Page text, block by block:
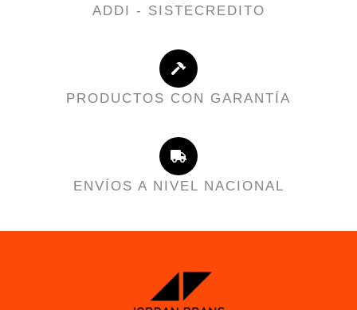
ADDI - SISTECREDITO
PRODUCTOS CON GARANTÍA
ENVÍOS A NIVEL NACIONAL